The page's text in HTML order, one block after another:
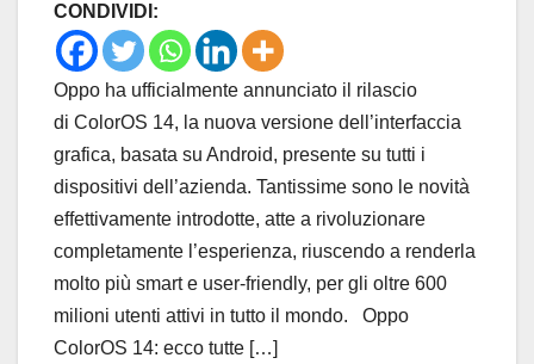
CONDIVIDI:
Oppo ha ufficialmente annunciato il rilascio
di ColorOS 14, la nuova versione dell’interfaccia
grafica, basata su Android, presente su tutti i
dispositivi dell’azienda. Tantissime sono le novità
effettivamente introdotte, atte a rivoluzionare
completamente l’esperienza, riuscendo a renderla
molto più smart e user-friendly, per gli oltre 600
milioni utenti attivi in tutto il mondo. Oppo
ColorOS 14: ecco tutte […]